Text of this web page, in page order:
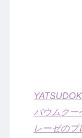
バウムクー
レーゼのプ